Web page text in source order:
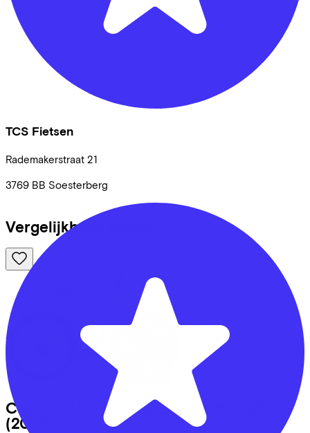
TCS Fietsen
Rademakerstraat 21
3769 BB Soesterberg
Vergelijkbare fietsen
Cube
TOURING ONE BLUEBIRD/GREY
(2026)